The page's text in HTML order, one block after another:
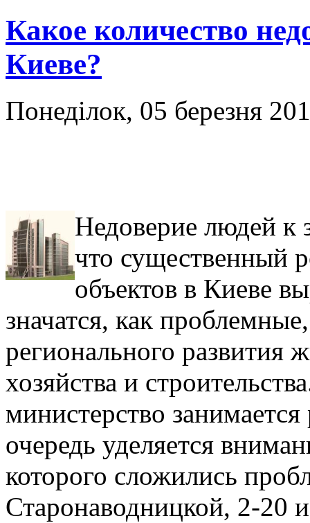
Какое количество
Киеве?
Понеділок, 05 березня
Недоверие людей к
что существенный
объектов в Киеве
значатся, как
регионального
хозяйства и
министерство
очередь уделяется
которого сложились
Старонаводницкой, 2-